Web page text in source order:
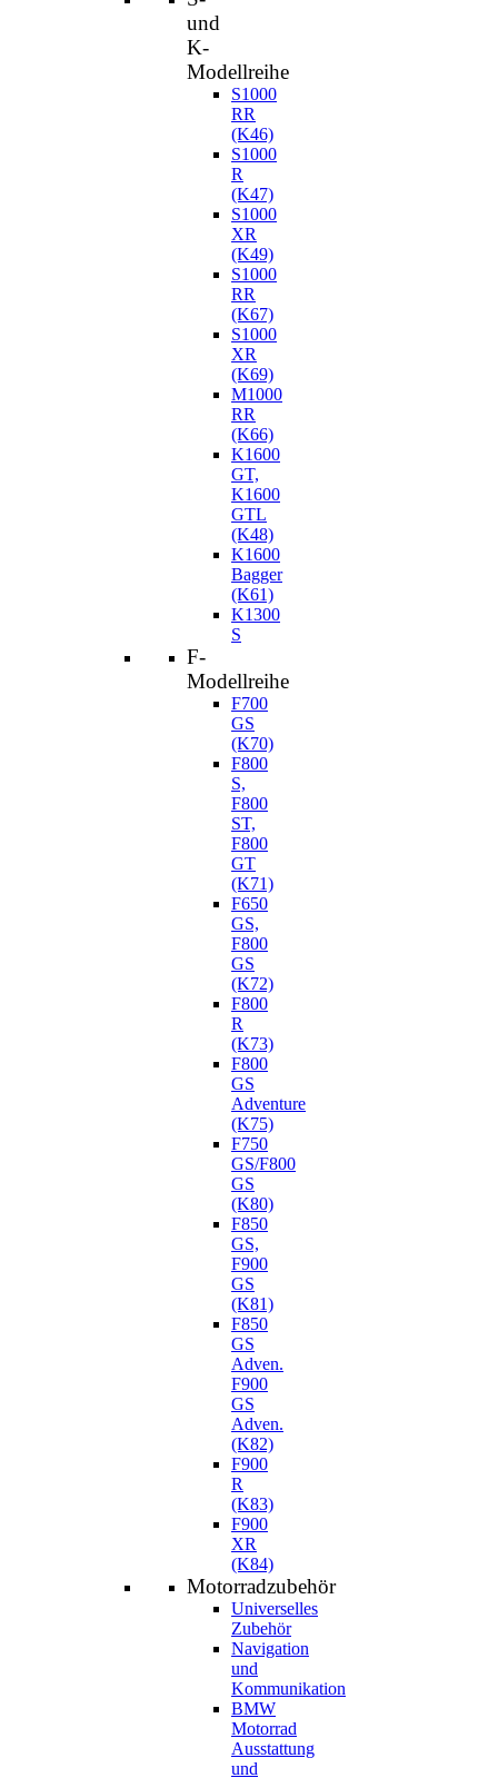
und
K-
Modellreihe
S1000
RR
(K46)
S1000
R
(K47)
S1000
XR
(K49)
S1000
RR
(K67)
S1000
XR
(K69)
M1000
RR
(K66)
K1600
GT,
K1600
GTL
(K48)
K1600
Bagger
(K61)
K1300
S
F-
Modellreihe
F700
GS
(K70)
F800
S,
F800
ST,
F800
GT
(K71)
F650
GS,
F800
GS
(K72)
F800
R
(K73)
F800
GS
Adventure
(K75)
F750
GS/F800
GS
(K80)
F850
GS,
F900
GS
(K81)
F850
GS
Adven.
F900
GS
Adven.
(K82)
F900
R
(K83)
F900
XR
(K84)
Motorradzubehör
Universelles
Zubehör
Navigation
und
Kommunikation
BMW
Motorrad
Ausstattung
und